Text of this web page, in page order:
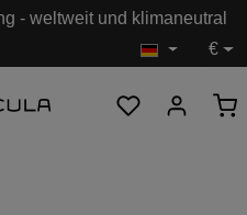
- weltweit und klimaneutral
€